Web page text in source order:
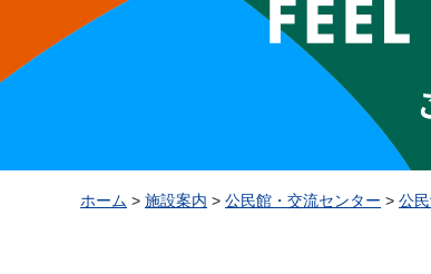
ホーム > 施設案内 > 公民館・交流センター > 公